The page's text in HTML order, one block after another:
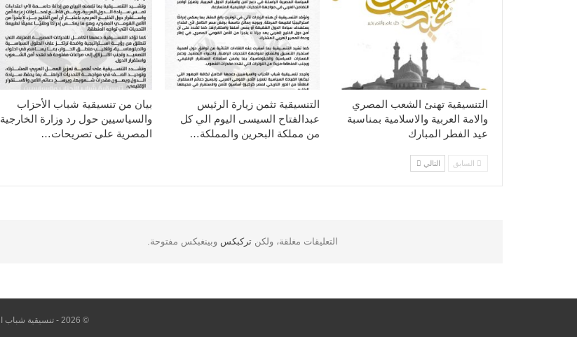
بيان من تنسيقية شباب الأحزاب
والسياسيين حول رد وزارة الخارجية
المصرية على تصريحات…
التنسيقية تثمن زيارة الرئيس
عبدالفتاح السيسى اليوم الي كل
من مملكة البحرين والمملكة…
التنسيقية تهنئ الشعب المصري
والامة العربية والاسلامية بمناسبة
عيد الفطر المبارك
السابق التالي
التعليقات مغلقة، ولكنتركبكسوبينغبكس مفتوحة.
© 2026 - تنسيقية شباب الأحزاب والسياسيين. All Rights Reserved.